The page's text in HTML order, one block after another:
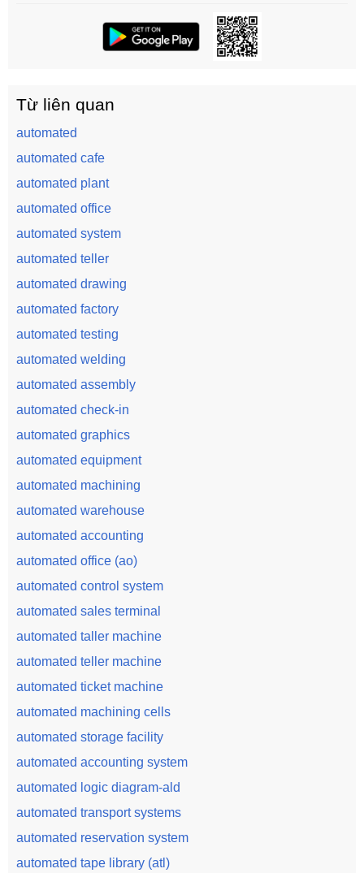
Từ liên quan
automated
automated cafe
automated plant
automated office
automated system
automated teller
automated drawing
automated factory
automated testing
automated welding
automated assembly
automated check-in
automated graphics
automated equipment
automated machining
automated warehouse
automated accounting
automated office (ao)
automated control system
automated sales terminal
automated taller machine
automated teller machine
automated ticket machine
automated machining cells
automated storage facility
automated accounting system
automated logic diagram-ald
automated transport systems
automated reservation system
automated tape library (atl)